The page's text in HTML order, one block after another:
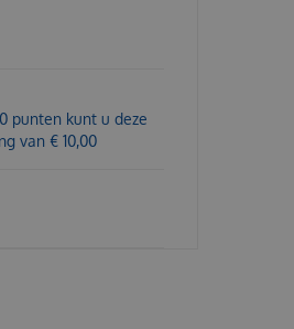
punten kunt u deze
van € 10,00